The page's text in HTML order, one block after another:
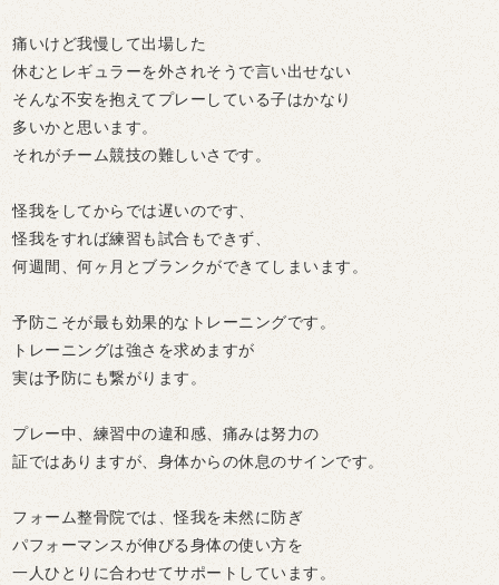
痛いけど我慢して出場した
休むとレギュラーを外されそうで言い出せない
そんな不安を抱えてプレーしている子はかなり
多いかと思います。
それがチーム競技の難しいさです。
怪我をしてからでは遅いのです、
怪我をすれば練習も試合もできず、
何週間、何ヶ月とブランクができてしまいます。
予防こそが最も効果的なトレーニングです。
トレーニングは強さを求めますが
実は予防にも繋がります。
プレー中、練習中の違和感、痛みは努力の
証ではありますが、身体からの休息のサインです。
フォーム整骨院では、怪我を未然に防ぎ
パフォーマンスが伸びる身体の使い方を
一人ひとりに合わせてサポートしています。